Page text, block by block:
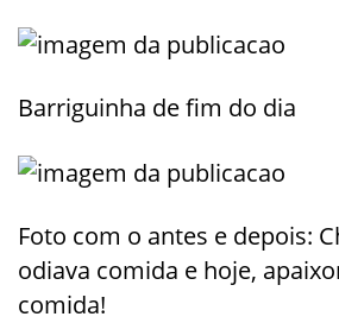
Barriguinha de fim do dia
Foto com o antes e depois:
odiava comida e hoje,
comida!